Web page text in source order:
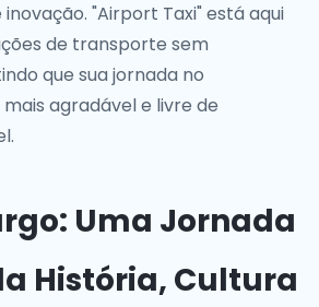
"Airport Taxi" está aqui
de transporte sem
que sua jornada no
agradável e livre de
Uma Jornada
História, Cultura